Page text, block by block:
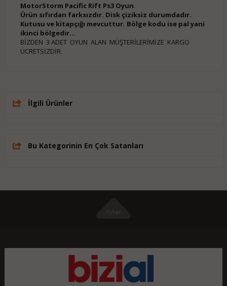
MotorStorm Pacific Rift Ps3 Oyun.
Ürün sıfırdan farksızdır. Disk çiziksiz durumdadır.
Kutusu ve kitapçığı mevcuttur. Bölge kodu ise pal yani
ikinci bölgedir...
BİZDEN 3 ADET OYUN ALAN MÜŞTERİLERİMİZE KARGO
ÜCRETSİZDİR.
İlgili Ürünler
Bu Kategorinin En Çok Satanları